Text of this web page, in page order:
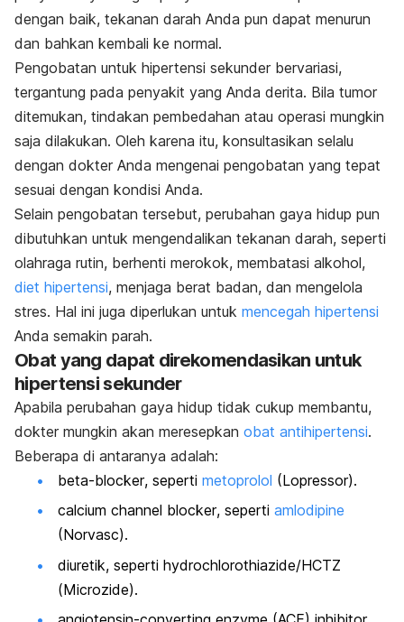
dengan baik, tekanan darah Anda pun dapat menurun
dan bahkan kembali ke normal.
Pengobatan untuk hipertensi sekunder bervariasi,
tergantung pada penyakit yang Anda derita. Bila tumor
ditemukan, tindakan pembedahan atau operasi mungkin
saja dilakukan. Oleh karena itu, konsultasikan selalu
dengan dokter Anda mengenai pengobatan yang tepat
sesuai dengan kondisi Anda.
Selain pengobatan tersebut, perubahan gaya hidup pun
dibutuhkan untuk mengendalikan tekanan darah, seperti
olahraga rutin, berhenti merokok, membatasi alkohol,
diet hipertensi, menjaga berat badan, dan mengelola
stres. Hal ini juga diperlukan untuk mencegah hipertensi
Anda semakin parah.
Obat yang dapat direkomendasikan untuk
hipertensi sekunder
Apabila perubahan gaya hidup tidak cukup membantu,
dokter mungkin akan meresepkan obat antihipertensi.
Beberapa di antaranya adalah:
beta-blocker, seperti metoprolol (Lopressor).
calcium channel blocker, seperti amlodipine
(Norvasc).
diuretik, seperti hydrochlorothiazide/HCTZ
(Microzide).